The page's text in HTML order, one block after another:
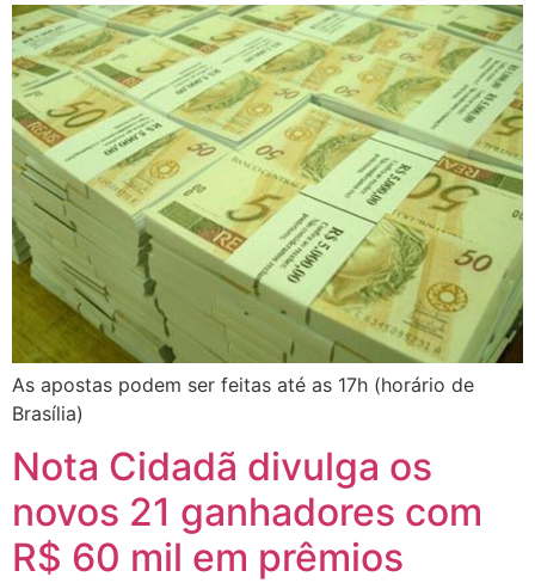
As apostas podem ser feitas até as 17h (horário de
Brasília)
Nota Cidadã divulga os
novos 21 ganhadores com
R$ 60 mil em prêmios